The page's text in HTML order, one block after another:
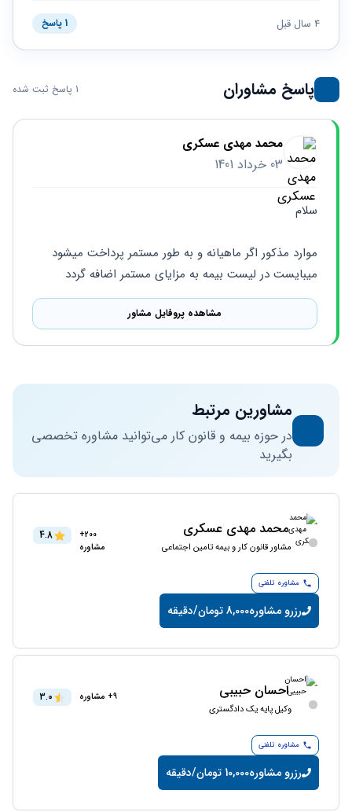
طلاق
حقوقی
خانواده
حقوقی
کسب
و کار
سئو و
سایت
شرکت
4 سال قبل 1 پاسخ
پاسخ مشاوران 1 پاسخ ثبت شده
محمد مهدی عسکری
03 خرداد 1401
سلام
میبایست در لیست بیمه به مزایای مستمر اضافه گردد
مشاهده پروفایل مشاور
مشاورین مرتبط
در حوزه بیمه و قانون کار می‌توانید مشاوره تخصصی
بگیرید
محمد مهدی عسکری
مشاور قانون کار و بیمه تامین اجتماعی
200+
مشاوره
4.8
مشاوره تلفنی
رزرو مشاوره8,000 تومان/دقیقه
احسان حبیبی
وکیل پایه یک دادگستری
9+ مشاوره 3.0
مشاوره تلفنی
رزرو مشاوره10,000 تومان/دقیقه